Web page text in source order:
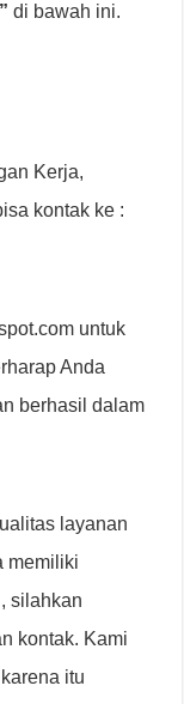
di bawah ini.
Kerja,
kontak ke :
untuk
Anda
berhasil dalam
layanan
memiliki
silahkan
kontak. Kami
itu